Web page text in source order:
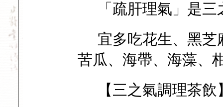
「疏肝理氣」是
宜多吃花生、黑
苦瓜、海帶、海藻、
【三之氣調理茶飲